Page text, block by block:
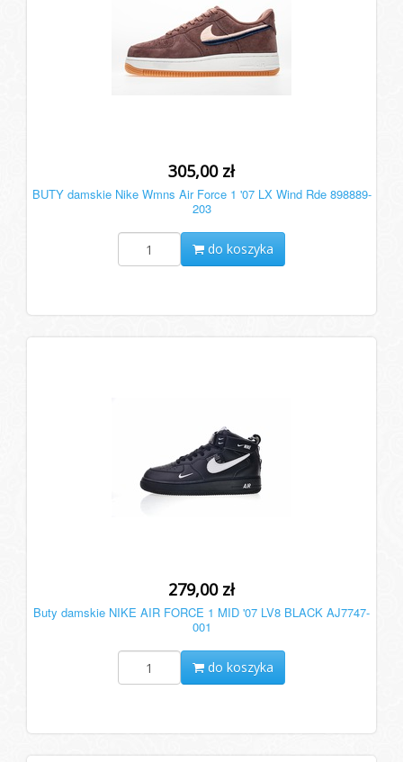
305,00 zł
BUTY damskie Nike Wmns Air Force 1 '07 LX Wind Rde 898889-
203
do koszyka
279,00 zł
Buty damskie NIKE AIR FORCE 1 MID '07 LV8 BLACK AJ7747-
001
do koszyka